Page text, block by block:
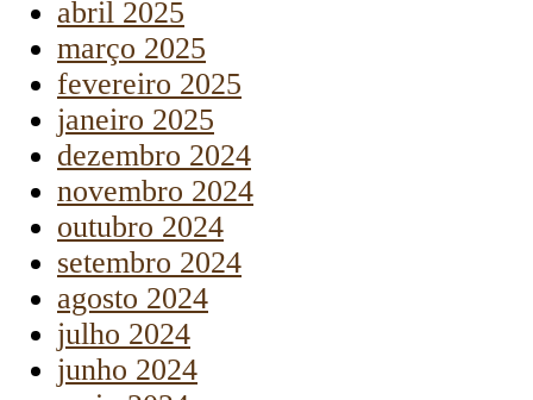
abril 2025
março 2025
fevereiro 2025
janeiro 2025
dezembro 2024
novembro 2024
outubro 2024
setembro 2024
agosto 2024
julho 2024
junho 2024